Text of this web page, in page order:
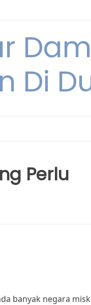
Di
Perlu
banyak negara